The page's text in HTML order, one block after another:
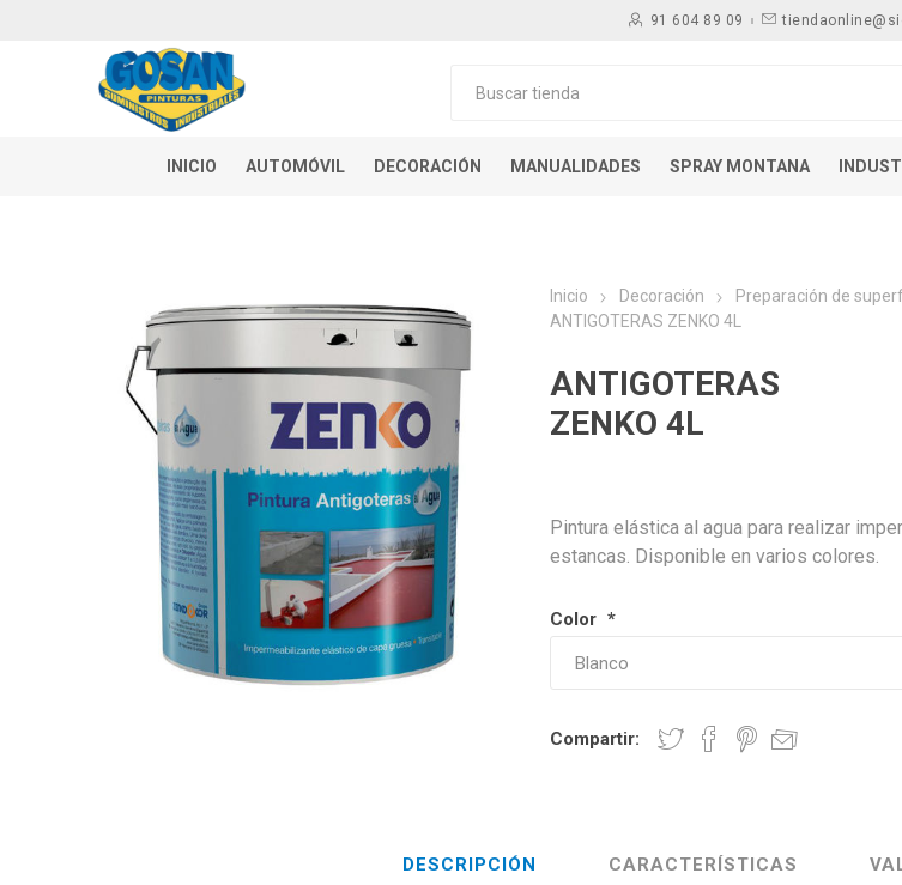
91 604 89 09
INICIO AUTOMÓVIL DECORACIÓN MANUALIDADES SPRAY MONTANA
Inicio Decoración
Preparación de
ANTIGOTERAS ZENKO 4L
ANTIGOTERAS
ZENKO 4L
Pintura elástica al agua para realizar
estancas. Disponible en varios colores.
Color *
Compartir:
DESCRIPCIÓN CARACTERÍSTICAS